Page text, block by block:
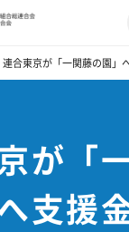
連合東京が「一関藤の園」
が「
支援